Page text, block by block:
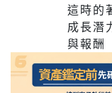
這時的
成長潛
與報酬